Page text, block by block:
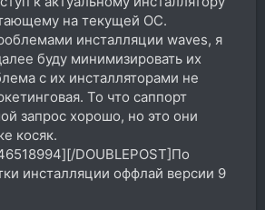
на текущей ОС.
инсталляции waves, я
буду минимизировать их
с их инсталляторами не
То что саппорт
запрос хорошо, но это они
косяк.
DOUBLEPOST]По
инсталляции оффлай версии 9